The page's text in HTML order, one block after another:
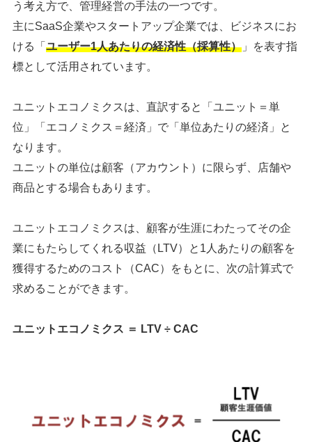
う考え方で、管理経営の手法の一つです。
主にSaaS企業やスタートアップ企業では、ビジネスにお
ける「 ユーザー1人あたりの経済性（採算性）」を表す指
標として活用されています。
ユニットエコノミクスは、直訳すると「ユニット＝単
位」「エコノミクス＝経済」で「単位あたりの経済」と
なります。
ユニットの単位は顧客（アカウント）に限らず、店舗や
商品とする場合もあります。
ユニットエコノミクスは、顧客が生涯にわたってその企
業にもたらしてくれる収益（LTV）と1人あたりの顧客を
獲得するためのコスト（CAC）をもとに、次の計算式で
求めることができます。
ユニットエコノミクス ＝ LTV ÷ CAC